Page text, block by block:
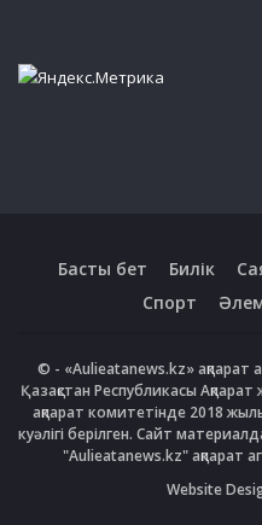
Басты бет Билік
Спорт
© - «Aulieatanews.kz» ақпарат
Қазақстан Республикасы
ақпарат комитетінде 2018
куәлігі берілген. Сайт
"Aulieatanews.kz" ақпарат
Website